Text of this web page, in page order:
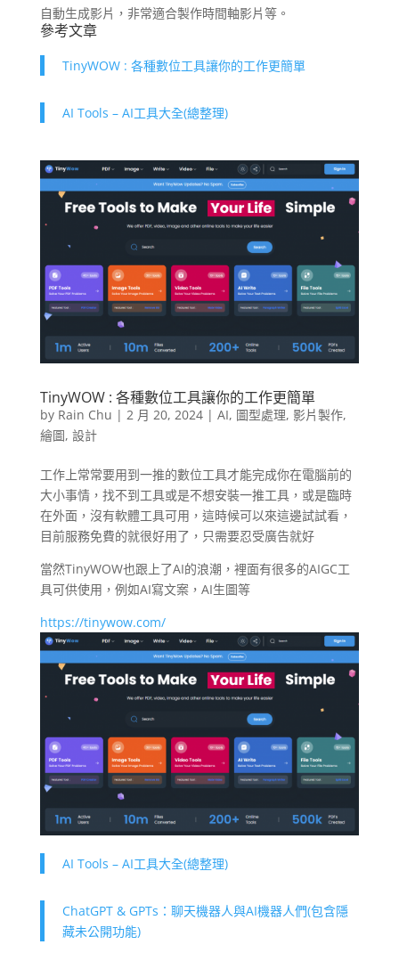
自動生成影片，非常適合製作時間軸影片等。
參考文章
TinyWOW : 各種數位工具讓你的工作更簡單
AI Tools – AI工具大全(總整理)
TinyWOW : 各種數位工具讓你的工作更簡單
by Rain Chu | 2 月 20, 2024| AI, 圖型處理, 影片製作,
繪圖, 設計
工作上常常要用到一推的數位工具才能完成你在電腦前的
大小事情，找不到工具或是不想安裝一推工具，或是臨時
在外面，沒有軟體工具可用，這時候可以來這邊試試看，
目前服務免費的就很好用了，只需要忍受廣告就好
當然TinyWOW也跟上了AI的浪潮，裡面有很多的AIGC工
具可供使用，例如AI寫文案，AI生圖等
https://tinywow.com/
AI Tools – AI工具大全(總整理)
ChatGPT & GPTs：聊天機器人與AI機器人們(包含隱
藏未公開功能)